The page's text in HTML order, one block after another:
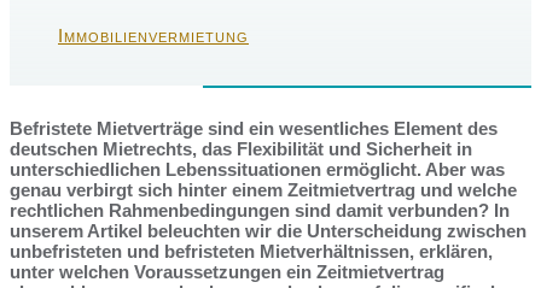
Immobilienvermietung
Befristete Mietverträge sind ein wesentliches Element des
deutschen Mietrechts, das Flexibilität und Sicherheit in
unterschiedlichen Lebenssituationen ermöglicht. Aber was
genau verbirgt sich hinter einem Zeitmietvertrag und welche
rechtlichen Rahmenbedingungen sind damit verbunden? In
unserem Artikel beleuchten wir die Unterscheidung zwischen
unbefristeten und befristeten Mietverhältnissen, erklären,
unter welchen Voraussetzungen ein Zeitmietvertrag